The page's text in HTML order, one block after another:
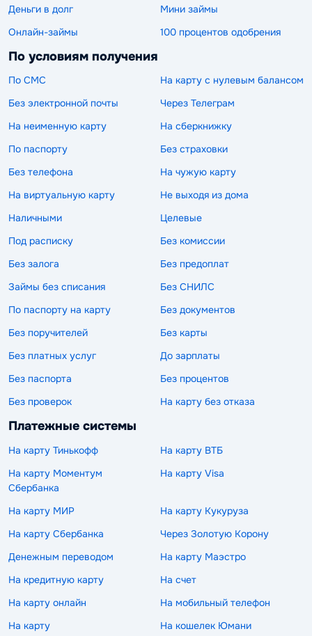
Деньги в долг
Мини займы
Онлайн-займы
100 процентов одобрения
По условиям получения
По СМС
На карту с нулевым балансом
Без электронной почты
Через Телеграм
На неименную карту
На сберкнижку
По паспорту
Без страховки
Без телефона
На чужую карту
На виртуальную карту
Не выходя из дома
Наличными
Целевые
Под расписку
Без комиссии
Без залога
Без предоплат
Займы без списания
Без СНИЛС
По паспорту на карту
Без документов
Без поручителей
Без карты
Без платных услуг
До зарплаты
Без паспорта
Без процентов
Без проверок
На карту без отказа
Платежные системы
На карту Тинькофф
На карту ВТБ
На карту Моментум
Сбербанка
На карту Visa
На карту МИР
На карту Кукуруза
На карту Сбербанка
Через Золотую Корону
Денежным переводом
На карту Маэстро
На кредитную карту
На счет
На карту онлайн
На мобильный телефон
На карту
На кошелек Юмани